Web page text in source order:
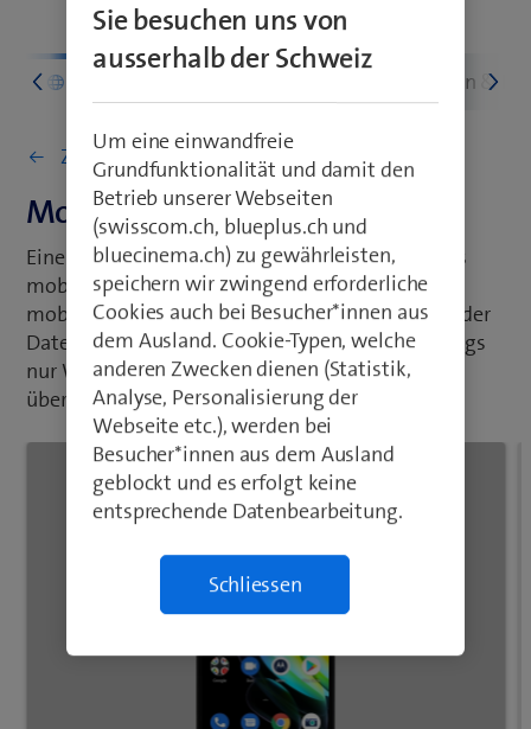
Einstellungen &
Zurück zu Netz & Verbindungen
Mobile Daten ein-/ausschalten
Eine versehentliche Internetverbindung über das
mobile Netz kann vermieden werden, indem die
mobile Daten ausgeschaltet sind. Dadurch wird der
Datenverbrauch begrenzt. Sie können so allerdings
nur WLAN nutzen und keine Internetverbindung
über das mobile Netz herstellen.
Sie besuchen uns von
ausserhalb der Schweiz
Um eine einwandfreie
Grundfunktionalität und damit den
Betrieb unserer Webseiten
(swisscom.ch, blueplus.ch und
bluecinema.ch) zu gewährleisten,
speichern wir zwingend erforderliche
Cookies auch bei Besucher*innen aus
dem Ausland. Cookie-Typen, welche
anderen Zwecken dienen (Statistik,
Analyse, Personalisierung der
Webseite etc.), werden bei
Besucher*innen aus dem Ausland
geblockt und es erfolgt keine
entsprechende Datenbearbeitung.
Schliessen